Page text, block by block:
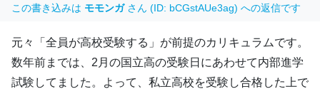
この書き込みは モモンガ さん (ID: bCGstAUe3ag) への返信です
元々「全員が高校受験する」が前提のカリキュラムです。
数年前までは、2月の国立高の受験日にあわせて内部進学
試験してました。よって、私立高校を受験し合格した上で